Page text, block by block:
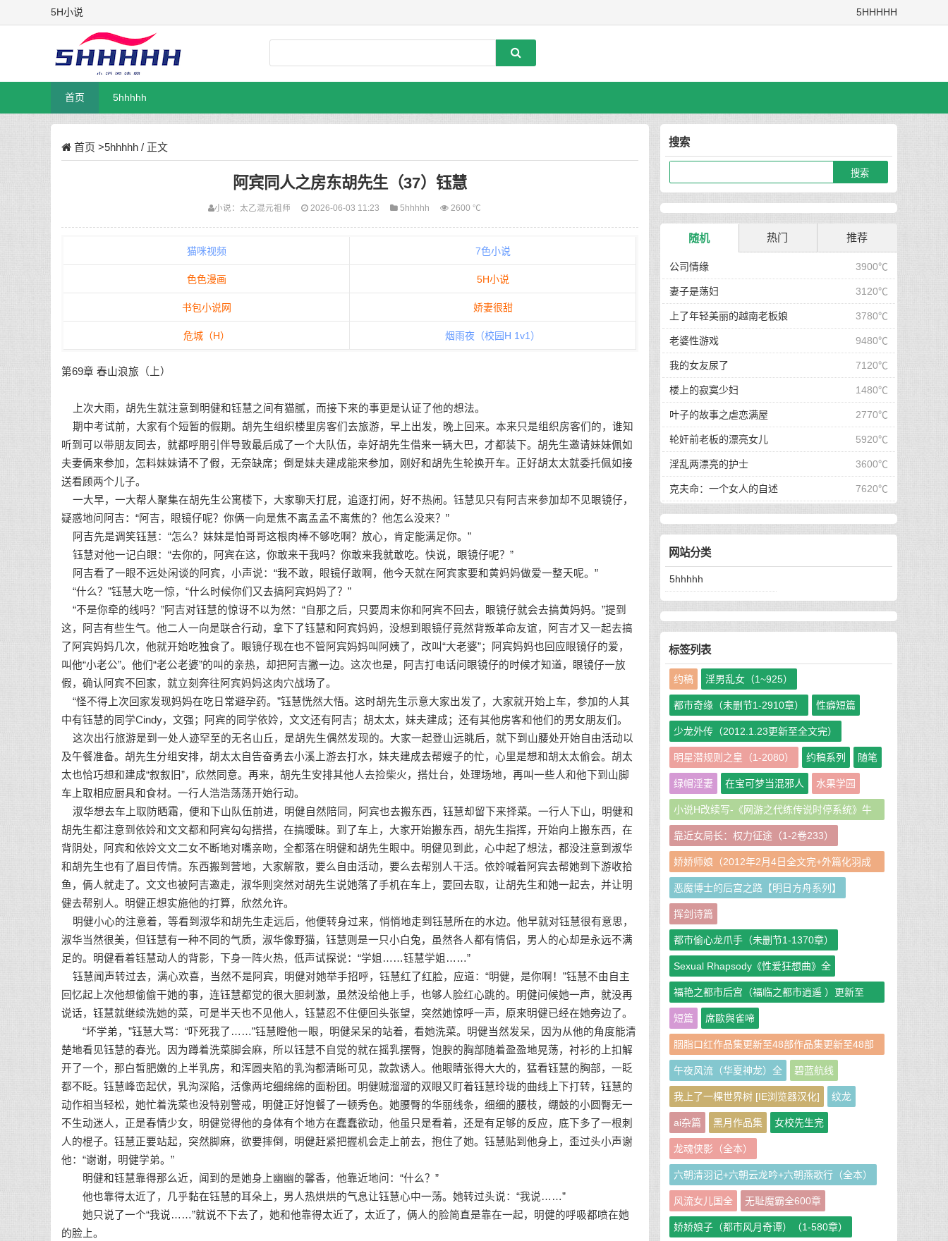
5H小说 5HHHHH
首页 5hhhhh
首页 >5hhhhh / 正文
阿宾同人之房东胡先生（37）钰慧
小说：太乙混元祖师 2026-06-03 11:23 5hhhhh 2600 ℃
猫咪视频 7色小说
色色漫画 5H小说
书包小说网 娇妻很甜
危城（H） 烟雨夜（校园H 1v1）
第69章 春山浪旅（上）
上次大雨，胡先生就注意到明健和钰慧之间有猫腻，而接下来的事更是认证了他的想法。
期中考试前，大家有个短暂的假期。胡先生组织楼里房客们去旅游，早上出发，晚上回来。本来只是组织房客们的，谁知
听到可以带朋友同去，就都呼朋引伴导致最后成了一个大队伍，幸好胡先生借来一辆大巴，才都装下。胡先生邀请妹妹佩如
夫妻俩来参加，怎料妹妹请不了假，无奈缺席；倒是妹夫建成能来参加，刚好和胡先生轮换开车。正好胡太太就委托佩如接
送看顾两个儿子。
一大早，一大帮人聚集在胡先生公寓楼下，大家聊天打屁，追逐打闹，好不热闹。钰慧见只有阿吉来参加却不见眼镜仔，
疑惑地问阿吉：“阿吉，眼镜仔呢？你俩一向是焦不离孟孟不离焦的？他怎么没来？”
阿吉先是调笑钰慧：“怎么？妹妹是怕哥哥这根肉棒不够吃啊？放心，肯定能满足你。”
钰慧对他一记白眼：“去你的，阿宾在这，你敢来干我吗？你敢来我就敢吃。快说，眼镜仔呢？”
阿吉看了一眼不远处闲谈的阿宾，小声说：“我不敢，眼镜仔敢啊，他今天就在阿宾家要和黄妈妈做爱一整天呢。”
“什么？”钰慧大吃一惊，“什么时候你们又去搞阿宾妈妈了？”
“不是你牵的线吗？”阿吉对钰慧的惊讶不以为然：“自那之后，只要周末你和阿宾不回去，眼镜仔就会去搞黄妈妈。”提到
这，阿吉有些生气。他二人一向是联合行动，拿下了钰慧和阿宾妈妈，没想到眼镜仔竟然背叛革命友谊，阿吉才又一起去搞
了阿宾妈妈几次，他就开始吃独食了。眼镜仔现在也不管阿宾妈妈叫阿姨了，改叫“大老婆”；阿宾妈妈也回应眼镜仔的爱，
叫他“小老公”。他们“老公老婆”的叫的亲热，却把阿吉撇一边。这次也是，阿吉打电话问眼镜仔的时候才知道，眼镜仔一放
假，确认阿宾不回家，就立刻奔往阿宾妈妈这肉穴战场了。
“怪不得上次回家发现妈妈在吃日常避孕药。”钰慧恍然大悟。这时胡先生示意大家出发了，大家就开始上车，参加的人其
中有钰慧的同学Cindy，文强；阿宾的同学依姈，文文还有阿吉；胡太太，妹夫建成；还有其他房客和他们的男女朋友们。
这次出行旅游是到一处人迹罕至的无名山丘，是胡先生偶然发现的。大家一起登山远眺后，就下到山腰处开始自由活动以
及午餐准备。胡先生分组安排，胡太太自告奋勇去小溪上游去打水，妹夫建成去帮嫂子的忙，心里是想和胡太太偷会。胡太
太也恰巧想和建成“叙叙旧”，欣然同意。再来，胡先生安排其他人去捡柴火，搭灶台，处理场地，再叫一些人和他下到山脚
车上取相应厨具和食材。一行人浩浩荡荡开始行动。
淑华想去车上取防晒霜，便和下山队伍前进，明健自然陪同，阿宾也去搬东西，钰慧却留下来择菜。一行人下山，明健和
胡先生都注意到依姈和文文都和阿宾勾勾搭搭，在搞暧昧。到了车上，大家开始搬东西，胡先生指挥，开始向上搬东西，在
背阴处，阿宾和依姈文文二女不断地对嘴亲吻，全都落在明健和胡先生眼中。明健见到此，心中起了想法，都没注意到淑华
和胡先生也有了眉目传情。东西搬到营地，大家解散，要么自由活动，要么去帮别人干活。依姈喊着阿宾去帮她到下游收拾
鱼，俩人就走了。文文也被阿吉邀走，淑华则突然对胡先生说她落了手机在车上，要回去取，让胡先生和她一起去，并让明
健去帮别人。明健正想实施他的打算，欣然允许。
明健小心的注意着，等看到淑华和胡先生走远后，他便转身过来，悄悄地走到钰慧所在的水边。他早就对钰慧很有意思，
淑华当然很美，但钰慧有一种不同的气质，淑华像野猫，钰慧则是一只小白兔，虽然各人都有情侣，男人的心却是永远不满
足的。明健看着钰慧动人的背影，下身一阵火热，低声试探说：“学姐……钰慧学姐……”
钰慧闻声转过去，满心欢喜，当然不是阿宾，明健对她举手招呼，钰慧红了红脸，应道：“明健，是你啊！”钰慧不由自主
回忆起上次他想偷偷干她的事，连钰慧都觉的很大胆刺激，虽然没给他上手，也够人脸红心跳的。明健问候她一声，就没再
说话，钰慧就继续洗她的菜，可是半天也不见他人，钰慧忍不住便回头张望，突然她惊呼一声，原来明健已经在她旁边了。
“坏学弟，”钰慧大骂：“吓死我了……”钰慧瞪他一眼，明健呆呆的站着，看她洗菜。明健当然发呆，因为从他的角度能清
楚地看见钰慧的春光。因为蹲着洗菜脚会麻，所以钰慧不自觉的就在摇乳摆臀，饱腴的胸部随着盈盈地晃荡，衬衫的上扣解
开了一个，那白皙肥嫩的上半乳房，和浑圆夹陷的乳沟都清晰可见，款款诱人。他眼睛张得大大的，猛看钰慧的胸部，一眨
都不眨。钰慧峰峦起伏，乳沟深陷，活像两坨细绵绵的面粉团。明健贼溜溜的双眼又盯着钰慧玲珑的曲线上下打转，钰慧的
动作相当轻松，她忙着洗菜也没特别警戒，明健正好饱餐了一顿秀色。她腰臀的华丽线条，细细的腰枝，绷鼓的小圆臀无一
不生动迷人，正是春情少女，明健觉得他的身体有个地方在蠢蠢欲动，他虽只是看着，还是有足够的反应，底下多了一根刺
人的棍子。钰慧正要站起，突然脚麻，欲要摔倒，明健赶紧把握机会走上前去，抱住了她。钰慧贴到他身上，歪过头小声谢
他：“谢谢，明健学弟。”
明健和钰慧靠得那么近，闻到的是她身上幽幽的馨香，他靠近地问：“什么？”
他也靠得太近了，几乎黏在钰慧的耳朵上，男人热烘烘的气息让钰慧心中一荡。她转过头说：“我说……”
她只说了一个“我说……”就说不下去了，她和他靠得太近了，太近了，俩人的脸简直是靠在一起，明健的呼吸都喷在她
的脸上。
搜索
随机 热门 推荐
3900℃
公司情缘
3120℃
妻子是荡妇
3780℃
上了年轻美丽的越南老板娘
9480℃
老婆性游戏
7120℃
我的女友尿了
1480℃
楼上的寂寞少妇
2770℃
叶子的故事之虐恋满屋
5920℃
轮奸前老板的漂亮女儿
3600℃
淫乱两漂亮的护士
7620℃
克夫命：一个女人的自述
网站分类
5hhhhh
标签列表
约稿 淫男乱女（1~925）
都市奇缘（未删节1-2910章） 性癖短篇
少龙外传（2012.1.23更新至全文完）
明星潜规则之皇（1-2080） 约稿系列 随笔
绿帽淫妻 在宝可梦当混邪人 水果学园
小说H改续写-《网游之代练传说时停系统》牛
牛娘二改GHS版
靠近女局长：权力征途（1-2卷233）
娇娇师娘（2012年2月4日全文完+外篇化羽成
仙篇240章）
恶魔博士的后宫之路【明日方舟系列】
挥剑诗篇
都市偷心龙爪手（未删节1-1370章）
Sexual Rhapsody《性爱狂想曲》全
福艳之都市后宫（福临之都市逍遥 ）更新至
951章
短篇 席歐與雀啼
胭脂口红作品集更新至48部作品集更新至48部
作者：胭脂口红
午夜风流（华夏神龙）全 碧蓝航线
我上了一棵世界树 [IE浏览器汉化] 纹龙
ai杂篇 黑月作品集 女校先生完
龙魂侠影（全本）
六朝清羽记+六朝云龙吟+六朝燕歌行（全本）
风流女儿国全 无耻魔霸全600章
娇娇娘子（都市风月奇谭）（1-580章）